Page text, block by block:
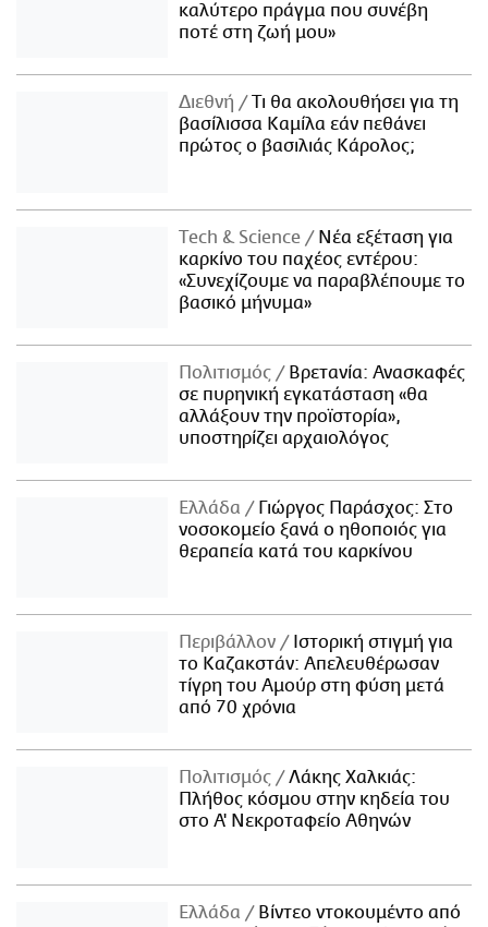
καλύτερο πράγμα που συνέβη
ποτέ στη ζωή μου»
Διεθνή
Τι θα ακολουθήσει για τη
βασίλισσα Καμίλα εάν πεθάνει
πρώτος ο βασιλιάς Κάρολος;
Τech & Science
Νέα εξέταση για
καρκίνο του παχέος εντέρου:
«Συνεχίζουμε να παραβλέπουμε το
βασικό μήνυμα»
Πολιτισμός
Βρετανία: Ανασκαφές
σε πυρηνική εγκατάσταση «θα
αλλάξουν την προϊστορία»,
υποστηρίζει αρχαιολόγος
Ελλάδα
Γιώργος Παράσχος: Στο
νοσοκομείο ξανά ο ηθοποιός για
θεραπεία κατά του καρκίνου
Περιβάλλον
Ιστορική στιγμή για
το Καζακστάν: Απελευθέρωσαν
τίγρη του Αμούρ στη φύση μετά
από 70 χρόνια
Πολιτισμός
Λάκης Χαλκιάς:
Πλήθος κόσμου στην κηδεία του
στο Α' Νεκροταφείο Αθηνών
Ελλάδα
Βίντεο ντοκουμέντο από